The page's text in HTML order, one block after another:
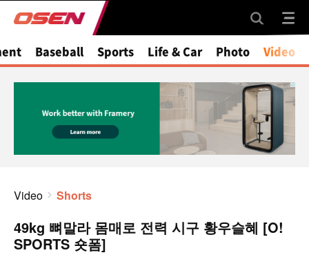
Baseball Sports Life & Car Photo Video
Video Shorts
49kg 뼈말라 몸매로 전력 시구 황우슬혜 [O!
SPORTS 숏폼]